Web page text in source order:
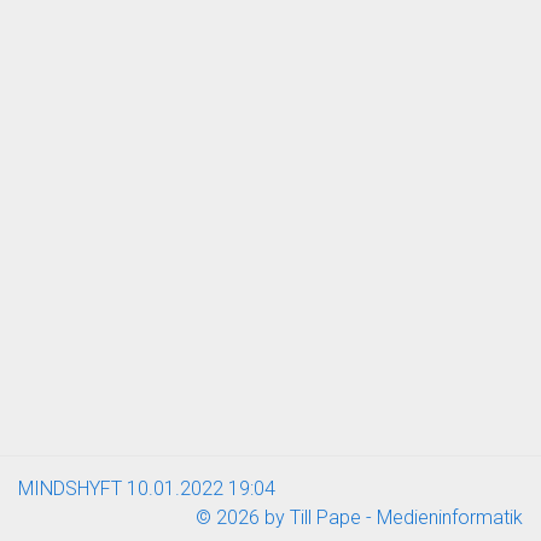
MINDSHYFT 10.01.2022 19:04
© 2026 by Till Pape - Medieninformatik